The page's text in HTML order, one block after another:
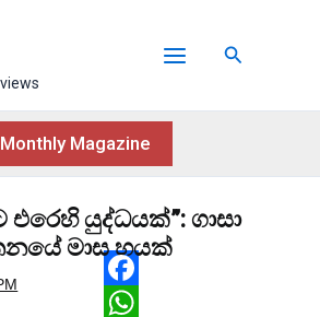
Search
Monthly Magazine
යුද්ධයක්”: ගාසා
මාස හයක්
F